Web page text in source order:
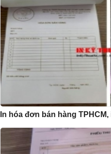
In hóa đơn bán hàng